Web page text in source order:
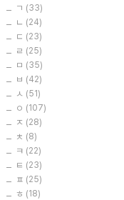
ㄱ (33)
ㄴ (24)
ㄷ (23)
ㄹ (25)
ㅁ (35)
ㅂ (42)
ㅅ (51)
ㅇ (107)
ㅈ (28)
ㅊ (8)
ㅋ (22)
ㅌ (23)
ㅍ (25)
ㅎ (18)